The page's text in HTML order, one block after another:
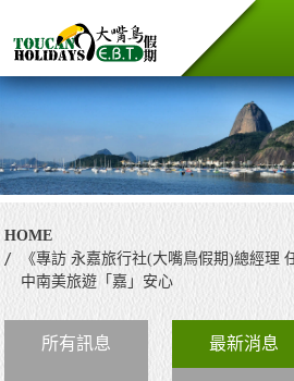
HOME
《專訪 永嘉旅行社(大嘴鳥假期)總經理
中南美旅遊「嘉」安心
所有訊息 最新消息